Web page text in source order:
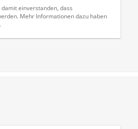
einverstanden, dass
Mehr Informationen dazu haben